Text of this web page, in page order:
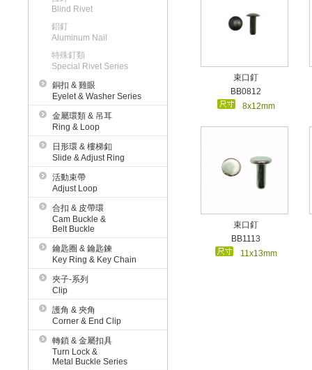
Blind Rivet
鋁釘
Aluminum Nail
特殊釘類
Special Rivet Series
銅扣 & 雞眼
Eyelet & Washer Series
金屬環類 & 吊耳
Ring & Loop
日形環 & 樓梯釦
Slide & Adjust Ring
活動束帶
Adjust Loop
合扣 & 皮帶環
Cam Buckle &
Belt Buckle
鑰匙圈 & 鑰匙鍊
Key Ring & Key Chain
夾子-系列
Clip
護角 & 夾角
Corner & End Clip
轉鎖 & 金屬扣具
Turn Lock &
Metal Buckle Series
束口釘
BB0812
8x12mm
束口釘
BB1113
11x13mm